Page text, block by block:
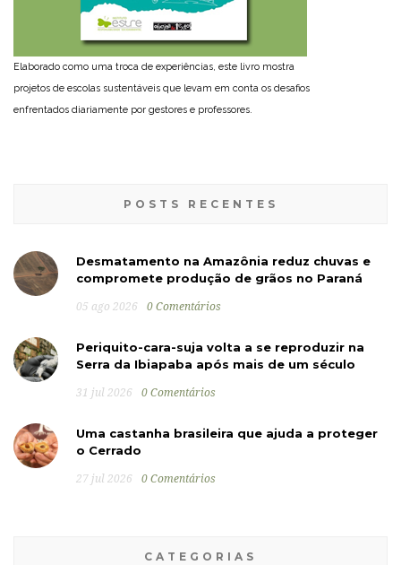
Elaborado como uma troca de experiências, este livro mostra
projetos de escolas sustentáveis que levam em conta os desafios
enfrentados diariamente por gestores e professores.
POSTS RECENTES
Desmatamento na Amazônia reduz chuvas e
compromete produção de grãos no Paraná
05 ago 2026 0 Comentários
Periquito-cara-suja volta a se reproduzir na
Serra da Ibiapaba após mais de um século
31 jul 2026 0 Comentários
Uma castanha brasileira que ajuda a proteger
o Cerrado
27 jul 2026 0 Comentários
CATEGORIAS